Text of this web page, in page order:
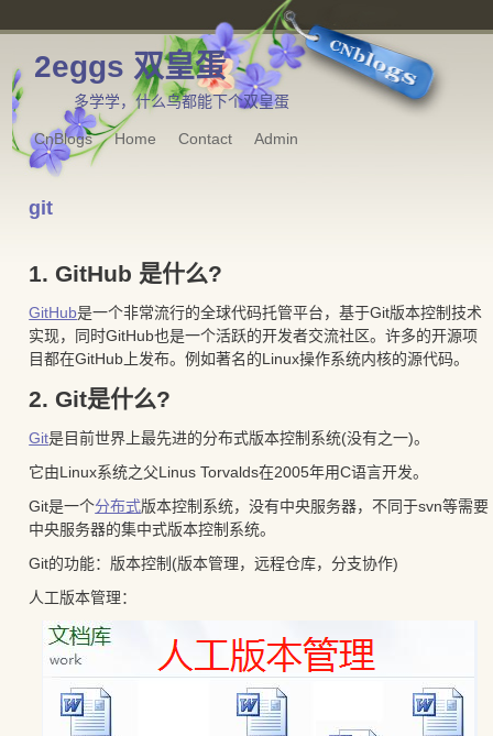
2eggs 双皇蛋
多学学，什么鸟都能下个双皇蛋
CnBlogs Home Contact Admin
git
1. GitHub 是什么?
GitHub是一个非常流行的全球代码托管平台，基于Git版本控制技术
实现，同时GitHub也是一个活跃的开发者交流社区。许多的开源项
目都在GitHub上发布。例如著名的Linux操作系统内核的源代码。
2. Git是什么?
Git是目前世界上最先进的分布式版本控制系统(没有之一)。
它由Linux系统之父Linus Torvalds在2005年用C语言开发。
Git是一个分布式版本控制系统，没有中央服务器，不同于svn等需要
中央服务器的集中式版本控制系统。
Git的功能：版本控制(版本管理，远程仓库，分支协作)
人工版本管理：